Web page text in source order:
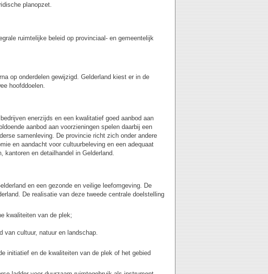
planopzet.
ruimtelijke beleid op provinciaal- en gemeentelijk
op onderdelen gewijzigd. Gelderland kiest er in de
hoofddoelen.
enerzijds en een kwalitatief goed aanbod aan
aanbod aan voorzieningen spelen daarbij een
samenleving. De provincie richt zich onder andere
en aandacht voor cultuurbeleving en een adequaat
kantoren en detailhandel in Gelderland.
en een gezonde en veilige leefomgeving. De
De realisatie van deze tweede centrale doelstelling
kwaliteiten van de plek;
van cultuur, natuur en landschap.
initiatief en de kwaliteiten van de plek of het gebied